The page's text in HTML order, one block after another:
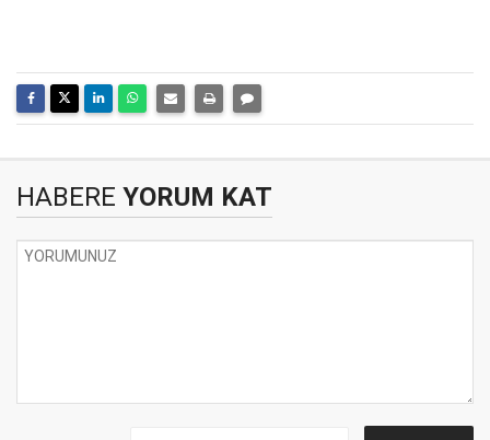
HABERE YORUM KAT